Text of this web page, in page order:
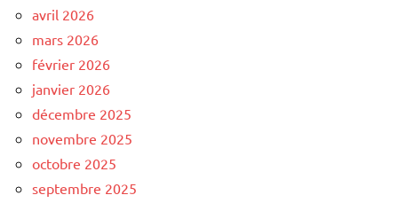
avril 2026
mars 2026
février 2026
janvier 2026
décembre 2025
novembre 2025
octobre 2025
septembre 2025